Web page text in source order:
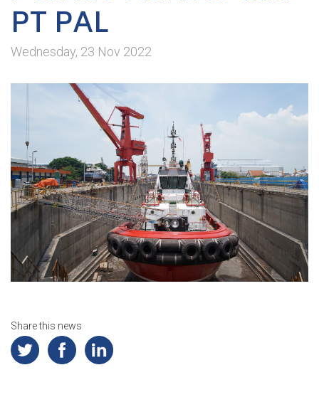
PT PAL
Wednesday, 23 Nov 2022
Share this news